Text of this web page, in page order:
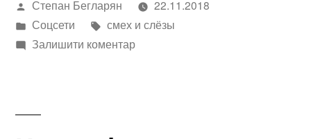
Написано
автором
Степан Бегларян
22.11.2018
Опубліковано
в
Соцсети Позначки:
смех и слёзы
Залишити коментардо